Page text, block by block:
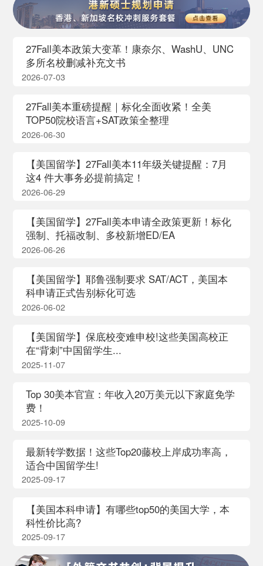
27Fall美本政策大变革！康奈尔、WashU、UNC
多所名校删减补充文书
2026-07-03
27Fall美本重磅提醒｜标化全面收紧！全美
TOP50院校语言+SAT政策全整理
2026-06-30
【美国留学】27Fall美本11年级关键提醒：7月
这4 件大事务必提前搞定！
2026-06-29
【美国留学】27Fall美本申请全政策更新！标化
强制、托福改制、多校新增ED/EA
2026-06-26
【美国留学】耶鲁强制要求 SAT/ACT，美国本
科申请正式告别标化可选
2026-06-02
【美国留学】保底校变难申校!这些美国高校正
在“背刺”中国留学生...
2025-11-07
Top 30美本官宣：年收入20万美元以下家庭免学
费！
2025-10-09
最新转学数据！这些Top20藤校上岸成功率高，
适合中国留学生!
2025-09-17
【美国本科申请】有哪些top50的美国大学，本
科性价比高?
2025-09-17